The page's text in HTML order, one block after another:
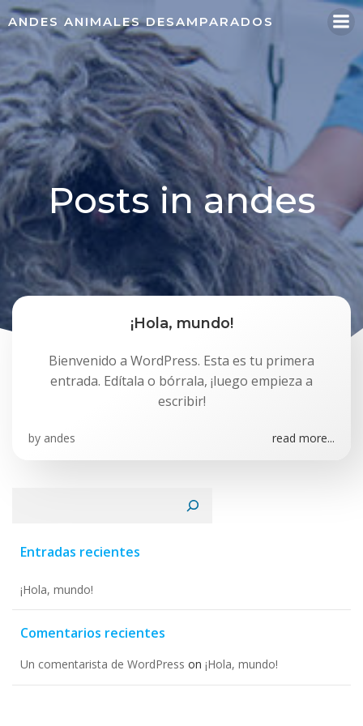
to
content
ANDES ANIMALES DESAMPARADOS
Posts inandes
¡Hola, mundo!
Bienvenido a WordPress. Esta es tu primera
entrada. Edítala o bórrala, ¡luego empieza a
escribir!
by andes read more...
Entradas recientes
¡Hola, mundo!
Comentarios recientes
Un comentarista de WordPress on ¡Hola, mundo!